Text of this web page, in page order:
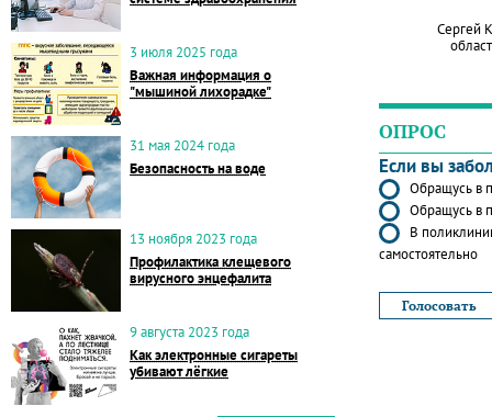
3 июля 2025 года
Важная информация о
"мышиной лихорадке"
31 мая 2024 года
Безопасность на воде
13 ноября 2023 года
Профилактика клещевого
вирусного энцефалита
9 августа 2023 года
Как электронные сигареты
убивают лёгкие
Сергей
ОПРОС
Если вы
Обращусь в
Обращусь в
В
самостоятельно